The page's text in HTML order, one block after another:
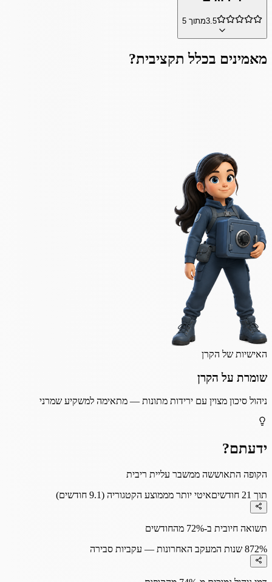
3.5מתוך 5
מאמינים בכלל תקציבית?
האישיות של הקרן
שומרת על הקרן
ניהול סיכון מצוין עם ירידות מתונות — מתאימה למשקיע שמרני
ידעתם?
הקופה התאוששה ממשבר עליית ריבית
תוך 21 חודשים
איטי יותר מממוצע הקטגוריה (9.1 חודשים)
תשואה חיובית ב-72% מהחודשים
72%8 שנות המעקב האחרונות — עקביות סבירה